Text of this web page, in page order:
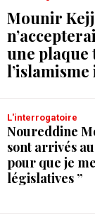
Mounir
une plaque
L'interrogatoire
Noureddine
sont arrivés
pour que je
législatives ”